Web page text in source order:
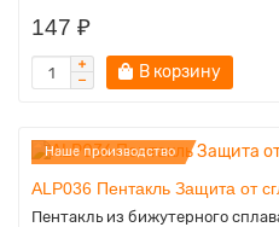
147 ₽
В корзину
Наше производство
ALP036 Пентакль Защита от
Пентакль из бижутерного